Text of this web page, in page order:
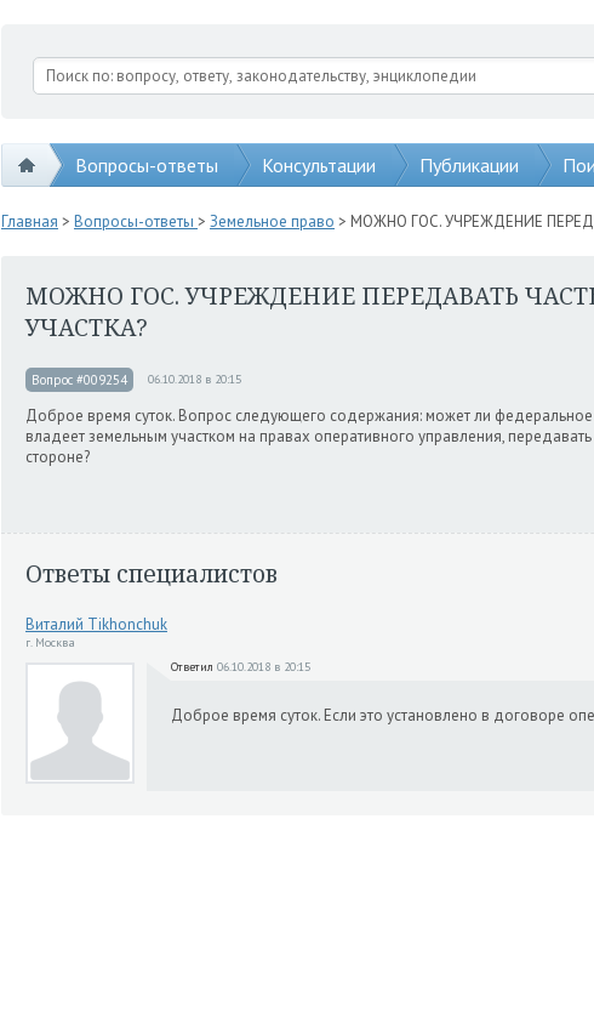
Вопросы-ответы Консультации Публикации
Главная > Вопросы-ответы > Земельное право > МОЖНО ГОС. УЧРЕЖДЕНИЕ
МОЖНО ГОС. УЧРЕЖДЕНИЕ ПЕРЕДАВАТЬ
УЧАСТКА?
Вопрос #009254 06.10.2018 в 20:15
Доброе время суток. Вопрос следующего содержания: может ли
владеет земельным участком на правах оперативного управления, передавать
стороне?
Ответы специалистов
Виталий Tikhonchuk
г. Москва
Ответил 06.10.2018 в 20:15
Доброе время суток. Если это установлено в договоре